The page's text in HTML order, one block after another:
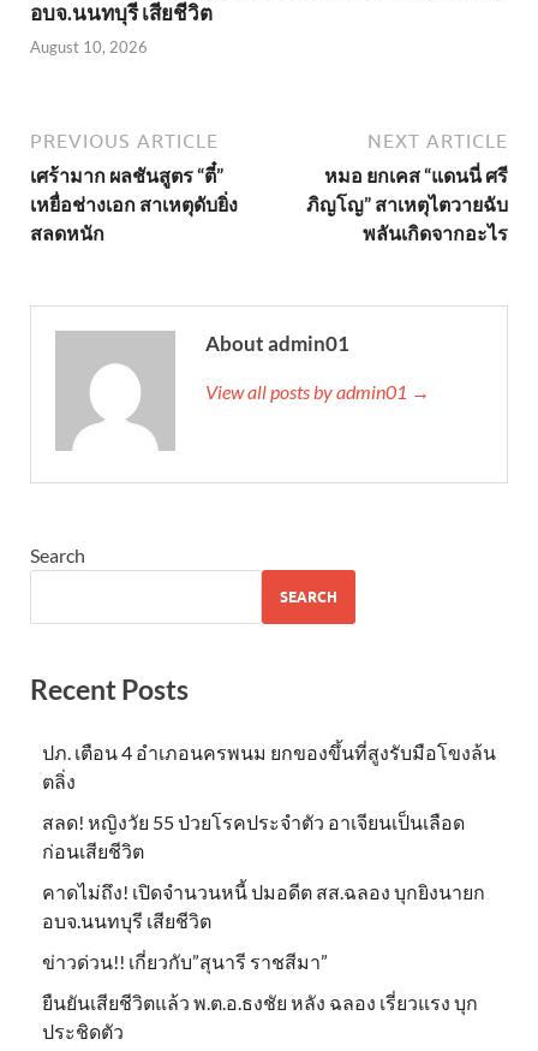
อบจ.นนทบุรี เสียชีวิต
August 10, 2026
PREVIOUS ARTICLE
เศร้ามาก ผลชันสูตร “ตี๋”
เหยื่อช่างเอก สาเหตุดับยิ่ง
สลดหนัก
NEXT ARTICLE
หมอ ยกเคส “แดนนี่ ศรี
ภิญโญ” สาเหตุไตวายฉับ
พลันเกิดจากอะไร
About admin01
View all posts by admin01 →
Search
SEARCH
Recent Posts
ปภ. เตือน 4 อำเภอนครพนม ยกของขึ้นที่สูงรับมือโขงล้น
ตลิ่ง
สลด! หญิงวัย 55 ป่วยโรคประจำตัว อาเจียนเป็นเลือด
ก่อนเสียชีวิต
คาดไม่ถึง! เปิดจำนวนหนี้ ปมอดีต สส.ฉลอง บุกยิงนายก
อบจ.นนทบุรี เสียชีวิต
ข่าวด่วน!! เกี่ยวกับ”สุนารี ราชสีมา”
ยืนยันเสียชีวิตแล้ว พ.ต.อ.ธงชัย หลัง ฉลอง เรี่ยวแรง บุก
ประชิดตัว